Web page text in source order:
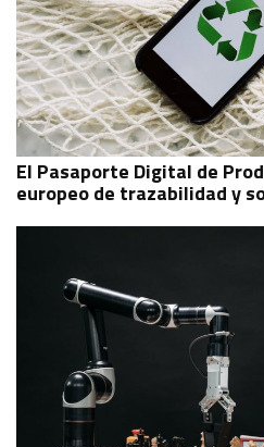
El Pasaporte Digital de
europeo de trazabilidad y